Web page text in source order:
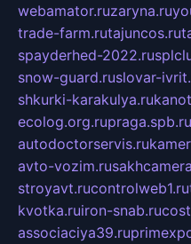
webamator.ruzaryna.ru
trade-farm.rutajuncos.ru
spayderhed-2022.ru
snow-guard.ruslovar-
shkurki-karakulya.ru
ecolog.org.rupraga.spb.ru
autodoctorservis.ru
avto-vozim.ru
stroyavt.rucontrolweb1.ru
kvotka.ruiron-snab.ru
associaciya39.ru